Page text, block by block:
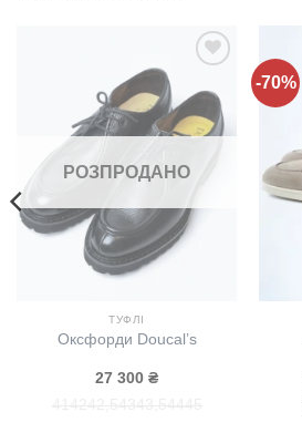
до
списку
бажань!
РОЗПРОДАНО
ТУФЛІ
Оксфорди Doucal’s
27 300 ₴
-70%